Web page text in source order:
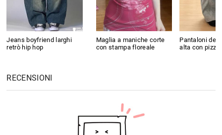
Jeans boyfriend larghi
retrò hip hop
Maglia a maniche corte
con stampa floreale
Pantaloni
alta con pizzo
RECENSIONI